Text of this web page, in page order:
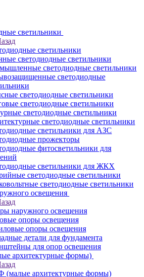
светильники
светильники
светодиодные светильники
светодиодные светильники
светодиодные
светодиодные светильники
светодиодные светильники
светодиодные светильники
светодиодные светильники
светильники для АЗС
прожекторы
фитосветильники для
светильники для ЖКХ
светодиодные светильники
светодиодные светильники
освещения
наружного освещения
опоры освещения
опоры освещения
детали для фундамента
для опор освещения
архитектурные формы)
архитектурные формы)